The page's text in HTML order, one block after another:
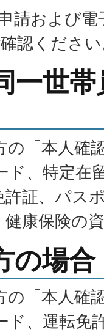
請および
認くださ
一世
の「本人確
ド、特定在
証、パス
健康保険の
の場合
の「本人確
ド、運転免